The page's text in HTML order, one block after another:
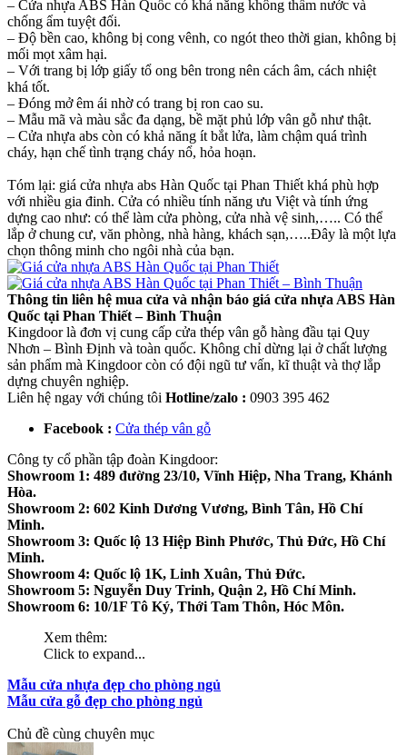
– Cửa nhựa ABS Hàn Quốc có khả năng không thấm nước và
chống ẩm tuyệt đối.
– Độ bền cao, không bị cong vênh, co ngót theo thời gian, không bị
mối mọt xâm hại.
– Với trang bị lớp giấy tổ ong bên trong nên cách âm, cách nhiệt
khá tốt.
– Đóng mở êm ái nhờ có trang bị ron cao su.
– Mẫu mã và màu sắc đa dạng, bề mặt phủ lớp vân gỗ như thật.
– Cửa nhựa abs còn có khả năng ít bắt lửa, làm chậm quá trình
cháy, hạn chế tình trạng cháy nổ, hỏa hoạn.
Tóm lại: giá cửa nhựa abs Hàn Quốc tại Phan Thiết khá phù hợp
với nhiều gia đinh. Cửa có nhiều tính năng ưu Việt và tính ứng
dựng cao như: có thể làm cửa phòng, cửa nhà vệ sinh,….. Có thể
lắp ở chung cư, văn phòng, nhà hàng, khách sạn,…..Đây là một lựa
chọn thông minh cho ngôi nhà của bạn.
Thông tin liên hệ mua cửa và nhận báo giá cửa nhựa ABS Hàn
Quốc tại Phan Thiết – Bình Thuận
Kingdoor là đơn vị cung cấp cửa thép vân gỗ hàng đầu tại Quy
Nhơn – Bình Định và toàn quốc. Không chỉ dừng lại ở chất lượng
sản phẩm mà Kingdoor còn có đội ngũ tư vấn, kĩ thuật và thợ lắp
dựng chuyên nghiệp.
Liên hệ ngay với chúng tôi Hotline/zalo : 0903 395 462
Facebook : Cửa thép vân gỗ
Công ty cổ phần tập đoàn Kingdoor:
Showroom 1: 489 đường 23/10, Vĩnh Hiệp, Nha Trang, Khánh
Hòa.
Showroom 2: 602 Kinh Dương Vương, Bình Tân, Hồ Chí
Minh.
Showroom 3: Quốc lộ 13 Hiệp Bình Phước, Thủ Đức, Hồ Chí
Minh.
Showroom 4: Quốc lộ 1K, Linh Xuân, Thủ Đức.
Showroom 5: Nguyễn Duy Trinh, Quận 2, Hồ Chí Minh.
Showroom 6: 10/1F Tô Ký, Thới Tam Thôn, Hóc Môn.
Xem thêm:
Click to expand...
Mẫu cửa nhựa đẹp cho phòng ngủ
Mẫu cửa gỗ đẹp cho phòng ngủ
Chủ đề cùng chuyên mục